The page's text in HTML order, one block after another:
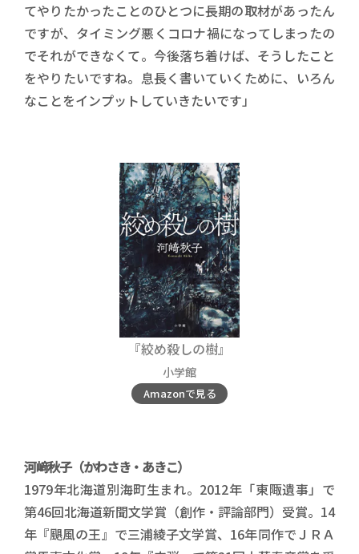
てやりたかったことのひとつに長期の取材があったん
ですが、タイミング悪くコロナ禍になってしまったの
でそれができなくて。今後落ち着けば、そうしたこと
をやりたいですね。息長く書いていくために、いろん
なことをインプットしていきたいです」
『絞め殺しの樹』
小学館
Amazonで見る
河﨑秋子（かわさき・あきこ）
1979年北海道別海町生まれ。2012年「東陬遺事」で
第46回北海道新聞文学賞（創作・評論部門）受賞。14
年『颶風の王』で三浦綾子文学賞、16年同作でＪＲＡ